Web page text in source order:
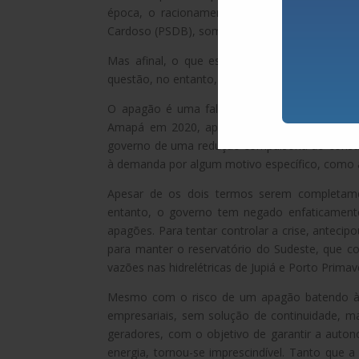
época, o racionamento de energia teve forte
Cardoso (PSDB), somando-se à crise de
Mas afinal, o que está ocorrendo agora no
questão, no entanto, precisamos entender
O apagão é uma falha inesperada no
Amapá em 2020, após incêndio numa
governo de uma redução compulsória do
à demanda por algum motivo específico,
Apesar de os dois termos serem
entanto, o governo tem negado
apagões. Para tentar controlar a crise,
para manter o reservatório do Sudeste, que
vazões nas hidrelétricas de Jupiá e Porto
Mesmo com o risco de um apagão batendo
empresariais, sem solução de continuidade,
geradores, com o objetivo de garantir a
energia, tornou-se imprescindível. Tanto que